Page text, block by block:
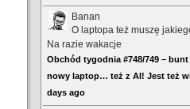
Banan
O laptopa też muszę
Na razie wakacje
Obchód tygodnia #748/749 –
nowy laptop… też z AI! Jest też
days ago